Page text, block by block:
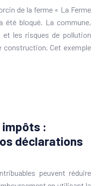
de la ferme « La Ferme
été bloqué. La commune,
les risques de pollution
construction. Cet exemple
:
déclarations
peuvent réduire